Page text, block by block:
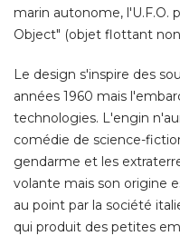
marin autonome, l'U.F.O.
Object" (objet flottant
Le design s'inspire des
années 1960 mais
technologies. L'engin
comédie de science-
gendarme et les
volante mais son origine
au point par la société
qui produit des petites